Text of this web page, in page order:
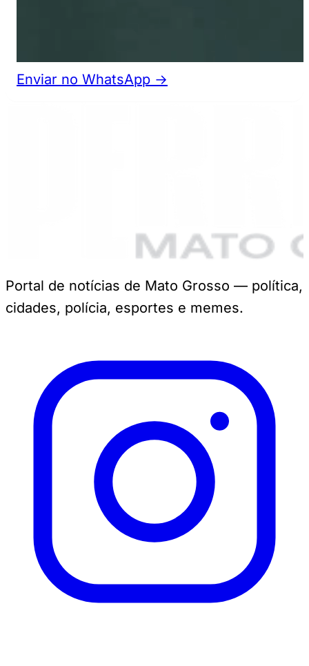
Enviar no WhatsApp →
Portal de notícias de Mato Grosso — política,
cidades, polícia, esportes e memes.